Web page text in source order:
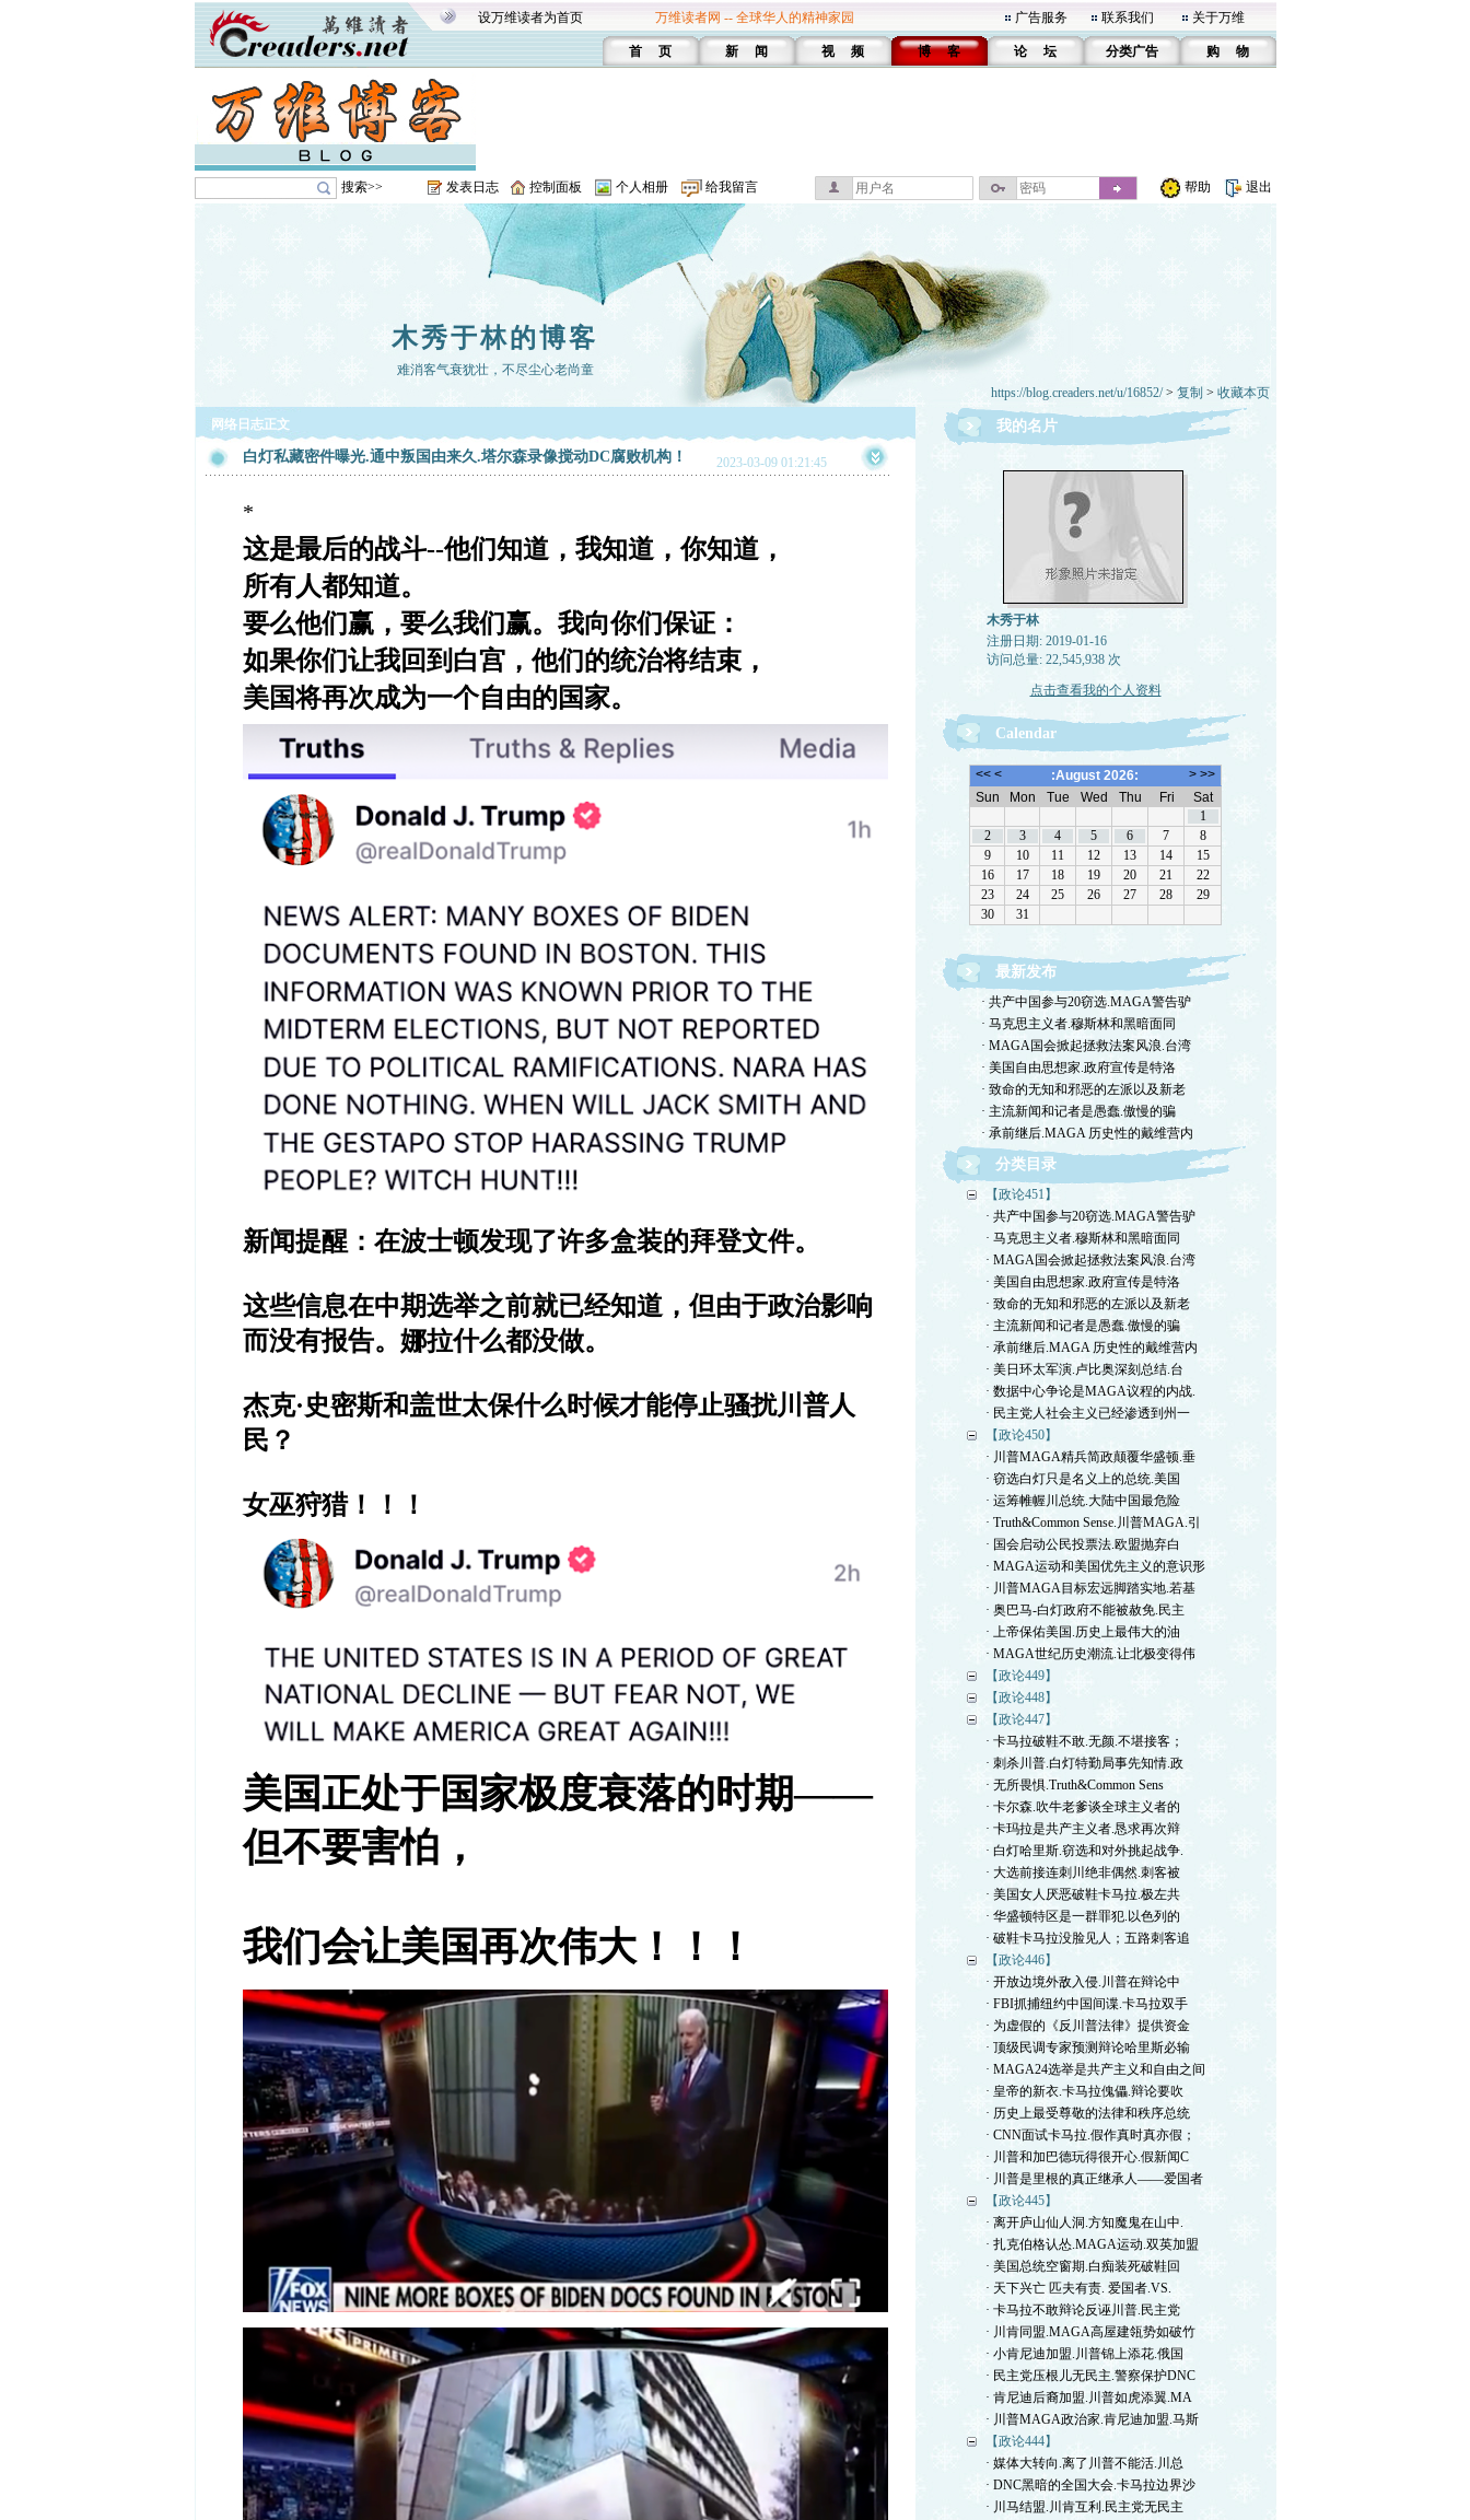
设万维读者为首页 万维读者网 -- 全球华人的精神家园 广告服务 联系我们 关于万维
首 页 新 闻 视 频 博 客 论 坛 分类广告 购 物
搜索>> 发表日志 控制面板 个人相册 给我留言 帮助 退出
木秀于林的博客
难消客气衰犹壮，不尽尘心老尚童
https://blog.creaders.net/u/16852/> 复制 > 收藏本页
网络日志正文
白灯私藏密件曝光.通中叛国由来久.塔尔森录像搅动DC腐败机构！ 2023-03-09 01:21:45
*
这是最后的战斗--他们知道，我知道，你知道，
所有人都知道。
要么他们赢，要么我们赢。我向你们保证：
如果你们让我回到白宫，他们的统治将结束，
美国将再次成为一个自由的国家。
新闻提醒：在波士顿发现了许多盒装的拜登文件。
这些信息在中期选举之前就已经知道，但由于政治影响
而没有报告。 娜拉什么都没做。
杰克·史密斯和盖世太保什么时候才能停止骚扰川普人
民？
女巫狩猎！！！
美国正处于国家极度衰落的时期——
但不要害怕，
我们会让美国再次伟大！！！
我的名片
木秀于林
注册日期: 2019-01-16
访问总量: 22,545,938 次
点击查看我的个人资料
Calendar
最新发布
· 共产中国参与20窃选.MAGA警告驴
· 马克思主义者.穆斯林和黑暗面同
· MAGA国会掀起拯救法案风浪.台湾
· 美国自由思想家.政府宣传是特洛
· 致命的无知和邪恶的左派以及新老
· 主流新闻和记者是愚蠢.傲慢的骗
· 承前继后.MAGA 历史性的戴维营内
分类目录
【政论451】
· 共产中国参与20窃选.MAGA警告驴
· 马克思主义者.穆斯林和黑暗面同
· MAGA国会掀起拯救法案风浪.台湾
· 美国自由思想家.政府宣传是特洛
· 致命的无知和邪恶的左派以及新老
· 主流新闻和记者是愚蠢.傲慢的骗
· 承前继后.MAGA 历史性的戴维营内
· 美日环太军演.卢比奥深刻总结.台
· 数据中心争论是MAGA议程的内战.
· 民主党人社会主义已经渗透到州一
【政论450】
· 川普MAGA精兵简政颠覆华盛顿.垂
· 窃选白灯只是名义上的总统.美国
· 运筹帷幄川总统.大陆中国最危险
· Truth&Common Sense.川普MAGA.引
· 国会启动公民投票法.欧盟抛弃白
· MAGA运动和美国优先主义的意识形
· 川普MAGA目标宏远脚踏实地.若基
· 奥巴马-白灯政府不能被赦免.民主
· 上帝保佑美国.历史上最伟大的油
· MAGA世纪历史潮流.让北极变得伟
【政论449】
【政论448】
【政论447】
· 卡马拉破鞋不敢.无颜.不堪接客；
· 刺杀川普.白灯特勤局事先知情.政
· 无所畏惧.Truth&Common Sens
· 卡尔森.吹牛老爹谈全球主义者的
· 卡玛拉是共产主义者.恳求再次辩
· 白灯哈里斯.窃选和对外挑起战争.
· 大选前接连刺川绝非偶然.刺客被
· 美国女人厌恶破鞋卡马拉.极左共
· 华盛顿特区是一群罪犯.以色列的
· 破鞋卡马拉没脸见人；五路刺客追
【政论446】
· 开放边境外敌入侵.川普在辩论中
· FBI抓捕纽约中国间谍.卡马拉双手
· 为虚假的《反川普法律》提供资金
· 顶级民调专家预测辩论哈里斯必输
· MAGA24选举是共产主义和自由之间
· 皇帝的新衣.卡马拉傀儡.辩论要吹
· 历史上最受尊敬的法律和秩序总统
· CNN面试卡马拉.假作真时真亦假；
· 川普和加巴德玩得很开心.假新闻C
· 川普是里根的真正继承人——爱国者
【政论445】
· 离开庐山仙人洞.方知魔鬼在山中.
· 扎克伯格认怂.MAGA运动.双英加盟
· 美国总统空窗期.白痴装死破鞋回
· 天下兴亡 匹夫有责. 爱国者.VS.
· 卡马拉不敢辩论反诬川普.民主党
· 川肯同盟.MAGA高屋建瓴势如破竹
· 小肯尼迪加盟.川普锦上添花.俄国
· 民主党压根儿无民主.警察保护DNC
· 肯尼迪后裔加盟.川普如虎添翼.MA
· 川普MAGA政治家.肯尼迪加盟.马斯
【政论444】
· 媒体大转向.离了川普不能活.川总
· DNC黑暗的全国大会.卡马拉边界沙
· 川马结盟.川肯互利.民主党无民主